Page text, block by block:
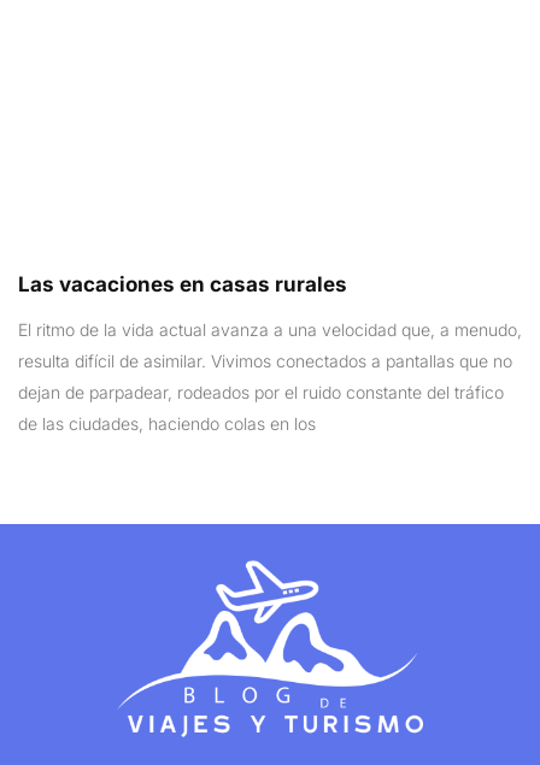
Las vacaciones en casas rurales
El ritmo de la vida actual avanza a una velocidad que, a menudo,
resulta difícil de asimilar. Vivimos conectados a pantallas que no
dejan de parpadear, rodeados por el ruido constante del tráfico
de las ciudades, haciendo colas en los